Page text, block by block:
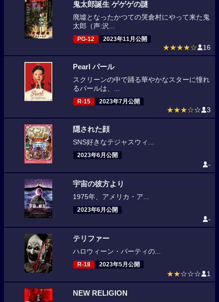
鬼太郎誕生 ゲゲゲの謎
廃墟となったかつての哭倉村にやって来た鬼
太郎（声:沢...
PG-12 2023年11月公開
★★★★☆ 16
Pearl パール
スクリーンの中で踊る華やかなスターに憧れ
るパールは、...
R-15 2023年7月公開
★★★☆☆ 3
隠された顔
SNS好きなテジャスウィ...
2023年6月公開
-
宇宙の彼方より
1975年、アメリカ・ア...
2023年6月公開
-
テリファー
ハロウィーン・パーティの...
R-18 2023年5月公開
★★☆☆☆ 1
NEW RELIGION